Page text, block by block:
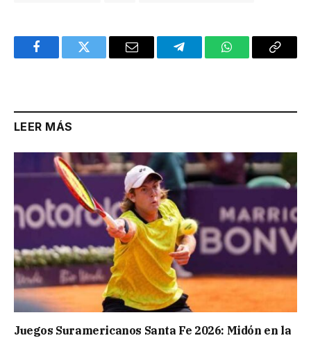
FacebookTwitter Email TelegramWhatsAppCopy
LEER MÁS
Juegos Suramericanos Santa Fe 2026: Midón en la